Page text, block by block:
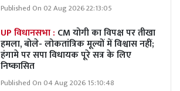
Published On 02 Aug 2026 22:13:05
UP विधानसभा : CM योगी का विपक्ष पर तीखा
हमला, बोले- लोकतांत्रिक मूल्यों में विश्वास नहीं;
हंगामे पर सपा विधायक पूरे सत्र के लिए
निष्कासित
Published On 04 Aug 2026 15:10:48